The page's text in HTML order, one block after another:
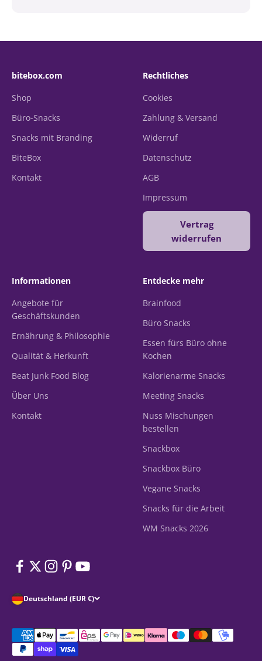
bitebox.com
Shop
Büro-Snacks
Snacks mit Branding
BiteBox
Kontakt
Rechtliches
Cookies
Zahlung & Versand
Widerruf
Datenschutz
AGB
Impressum
Vertrag
widerrufen
Informationen
Angebote für
Geschäftskunden
Ernährung & Philosophie
Qualität & Herkunft
Beat Junk Food Blog
Über Uns
Kontakt
Entdecke mehr
Brainfood
Büro Snacks
Essen fürs Büro ohne
Kochen
Kalorienarme Snacks
Meeting Snacks
Nuss Mischungen
bestellen
Snackbox
Snackbox Büro
Vegane Snacks
Snacks für die Arbeit
WM Snacks 2026
Deutschland (EUR €)